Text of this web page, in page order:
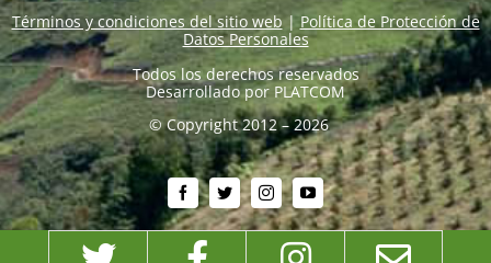
Términos y condiciones del sitio web|Política de Protección de
Datos Personales
Todos los derechos reservados
Desarrollado por PLATCOM
© Copyright 2012 – 2026